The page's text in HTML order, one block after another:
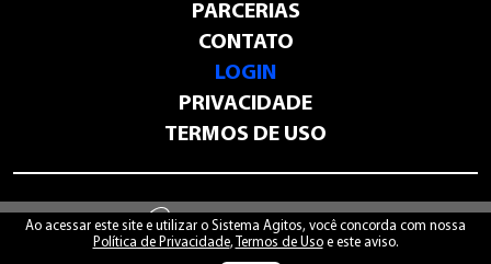
PARCERIAS
CONTATO
LOGIN
PRIVACIDADE
TERMOS DE USO
- sistemaagitos.com.br
Ao acessar este site e utilizar o Sistema Agitos, você concorda com nossa
Política de Privacidade, Termos de Usoe este aviso.